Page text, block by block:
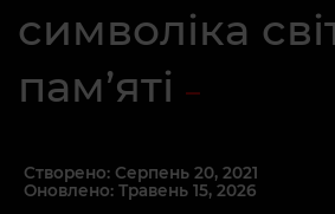
символіка
пам’яті
Створено: Серпень 20, 2021
Оновлено: Травень 15, 2026